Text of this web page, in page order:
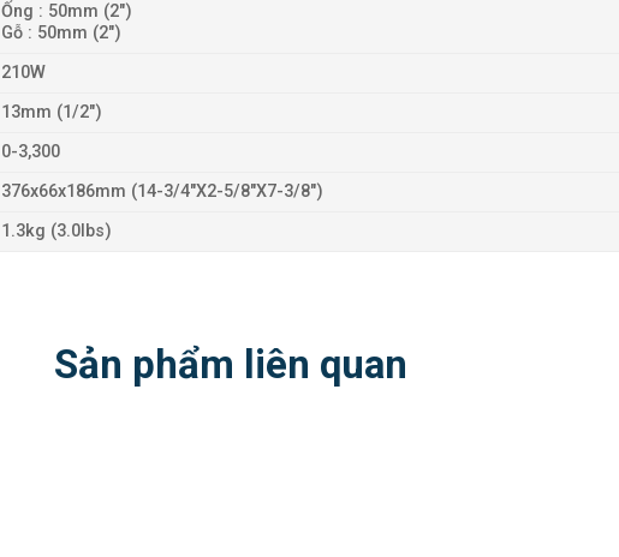
Ống : 50mm (2″)
Gỗ : 50mm (2″)
210W
13mm (1/2″)
0-3,300
376x66x186mm (14-3/4″X2-5/8″X7-3/8″)
1.3kg (3.0lbs)
Sản phẩm liên quan